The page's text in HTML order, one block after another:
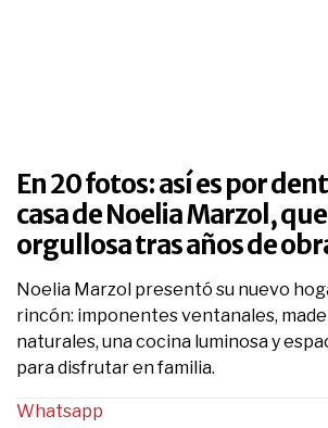
En 20 fotos: así es por
casa de Noelia Marzol,
orgullosa tras años de
Noelia Marzol presentó su nuevo
rincón: imponentes ventanales,
naturales, una cocina luminosa y
para disfrutar en familia.
Whatsapp